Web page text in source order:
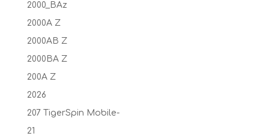
2000_BAz
2000A Z
2000AB Z
2000BA Z
200A Z
2026
207 TigerSpin Mobile-
21